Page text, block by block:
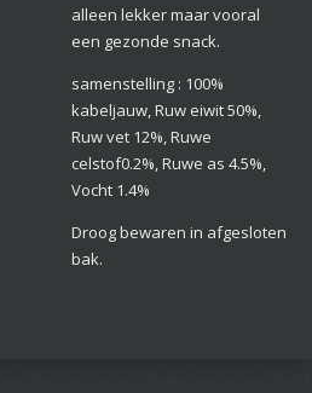
alleen lekker maar vooral
een gezonde snack.
samenstelling : 100%
kabeljauw, Ruw eiwit 50%,
Ruw vet 12%, Ruwe
celstof0.2%, Ruwe as 4.5%,
Vocht 1.4%
Droog bewaren in afgesloten
bak.